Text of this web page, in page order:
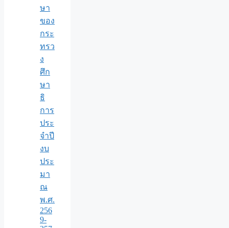
ษา
ของ
กระ
ทรว
ง
ศึก
ษา
ธิ
การ
ประ
จำปี
งบ
ประ
มา
ณ
พ.ศ.
256
9-